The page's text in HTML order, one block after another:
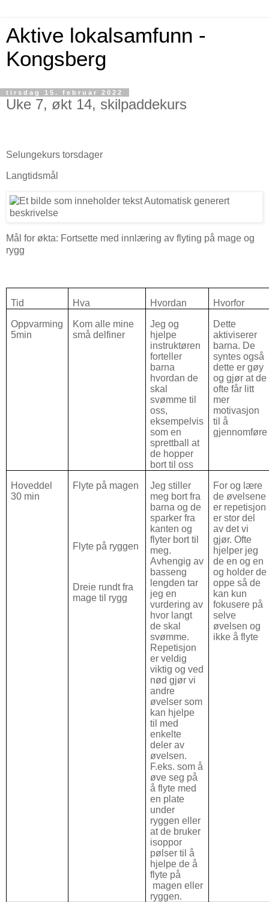
Aktive lokalsamfunn -
Kongsberg
tirsdag 15. februar 2022
Uke 7, økt 14, skilpaddekurs
Selungekurs torsdager
Langtidsmål
Mål for økta: Fortsette med innlæring av flyting på mage og
rygg
Tid Hva Hvordan Hvorfor
Oppvarming
5min
Kom alle mine
små delfiner
Jeg og
hjelpe
instruktøren
forteller
barna
hvordan de
skal
svømme til
oss,
eksempelvis
som en
sprettball at
de hopper
bort til oss
Dette
aktiviserer
barna. De
syntes også
dette er gøy
og gjør at de
ofte får litt
mer
motivasjon
til å
gjennomføre
Hoveddel
30 min
Flyte på magen
Flyte på ryggen
Dreie rundt fra
mage til rygg
Jeg stiller
meg bort fra
barna og de
sparker fra
kanten og
flyter bort til
meg.
Avhengig av
basseng
lengden tar
jeg en
vurdering av
hvor langt
de skal
svømme.
Repetisjon
er veldig
viktig og ved
nød gjør vi
andre
øvelser som
kan hjelpe
til med
enkelte
deler av
øvelsen.
F.eks. som å
øve seg på
å flyte med
en plate
under
ryggen eller
at de bruker
isoppor
pølser til å
hjelpe de å
flyte på
magen eller
ryggen.
For og lære
de øvelsene
er repetisjon
er stor del
av det vi
gjør. Ofte
hjelper jeg
de en og en
og holder de
oppe så de
kan kun
fokusere på
selve
øvelsen og
ikke å flyte